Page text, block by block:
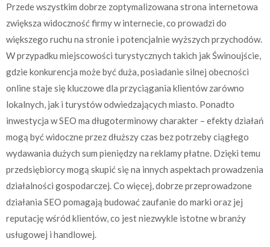
Przede wszystkim dobrze zoptymalizowana strona internetowa
zwiększa widoczność firmy w internecie, co prowadzi do
większego ruchu na stronie i potencjalnie wyższych przychodów.
W przypadku miejscowości turystycznych takich jak Świnoujście,
gdzie konkurencja może być duża, posiadanie silnej obecności
online staje się kluczowe dla przyciągania klientów zarówno
lokalnych, jak i turystów odwiedzających miasto. Ponadto
inwestycja w SEO ma długoterminowy charakter – efekty działań
mogą być widoczne przez dłuższy czas bez potrzeby ciągłego
wydawania dużych sum pieniędzy na reklamy płatne. Dzięki temu
przedsiębiorcy mogą skupić się na innych aspektach prowadzenia
działalności gospodarczej. Co więcej, dobrze przeprowadzone
działania SEO pomagają budować zaufanie do marki oraz jej
reputację wśród klientów, co jest niezwykle istotne w branży
usługowej i handlowej.